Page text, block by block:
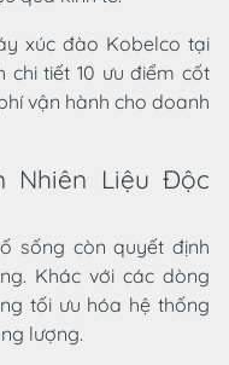
xúc đào Kobelco tại
chi tiết 10 ưu điểm cốt
vận hành cho doanh
Nhiên Liệu Độc
sống còn quyết định
Khác với các dòng
tối ưu hóa hệ thống
lượng.